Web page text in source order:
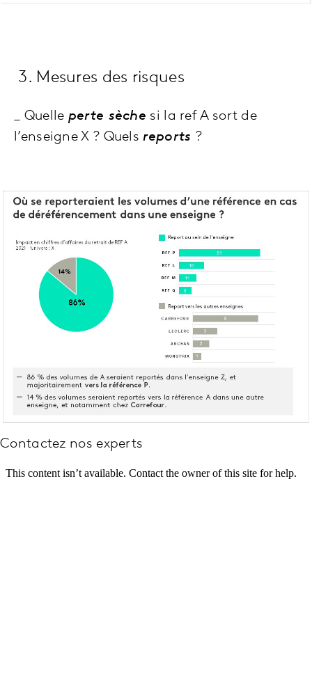
3. Mesures des risques
_ Quelle perte sèche si la ref A sort de
l’enseigne X ? Quelsreports ?
Contactez nos experts